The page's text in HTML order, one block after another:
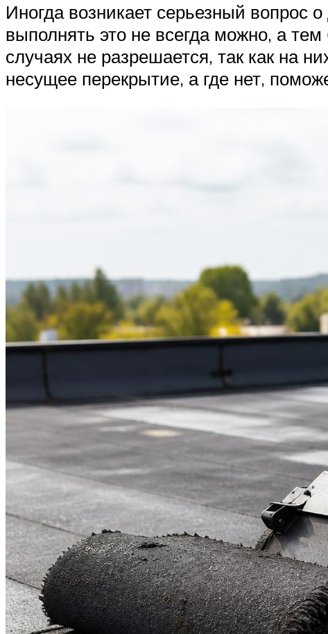
Иногда возникает серьезный вопрос
выполнять это не всегда можно, а
случаях не разрешается, так как на
несущее перекрытие, а где нет,